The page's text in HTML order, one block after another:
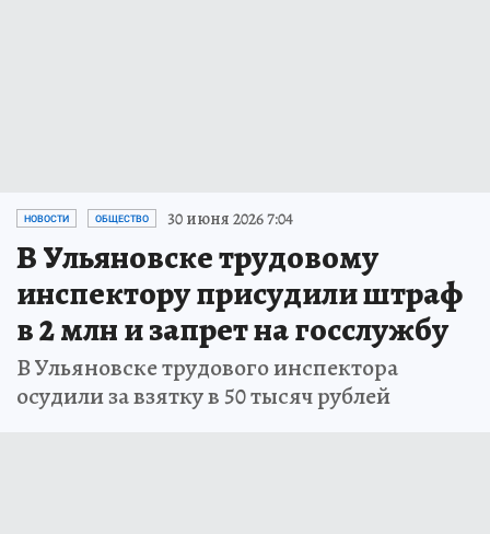
НОВОСТИ ОБЩЕСТВО 30 июня 2026 7:04
В Ульяновске трудовому
инспектору присудили штраф
в 2 млн и запрет на госслужбу
В Ульяновске трудового инспектора
осудили за взятку в 50 тысяч рублей